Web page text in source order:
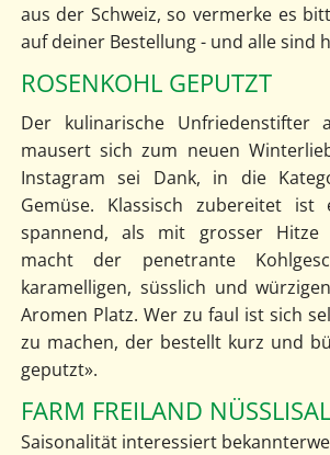
aus der Schweiz, so vermerke es
auf deiner Bestellung - und alle sind
ROSENKOHL GEPUTZT
Der kulinarische Unfriedenstifter
mausert sich zum neuen
Instagram sei Dank, in die
Gemüse. Klassisch zubereitet
spannend, als mit grosser Hitze
macht der penetrante
karamelligen, süsslich und
Aromen Platz. Wer zu faul ist sich
zu machen, der bestellt kurz und
geputzt».
FARM FREILAND
Saisonalität interessiert